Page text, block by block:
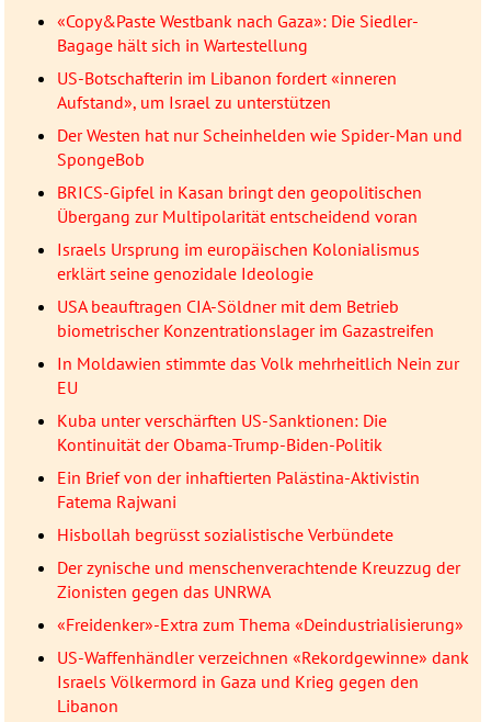
«Copy&Paste Westbank nach Gaza»: Die Siedler-
Bagage hält sich in Wartestellung
US-Botschafterin im Libanon fordert «inneren
Aufstand», um Israel zu unterstützen
Der Westen hat nur Scheinhelden wie Spider-Man und
SpongeBob
BRICS-Gipfel in Kasan bringt den geopolitischen
Übergang zur Multipolarität entscheidend voran
Israels Ursprung im europäischen Kolonialismus
erklärt seine genozidale Ideologie
USA beauftragen CIA-Söldner mit dem Betrieb
biometrischer Konzentrationslager im Gazastreifen
In Moldawien stimmte das Volk mehrheitlich Nein zur
EU
Kuba unter verschärften US-Sanktionen: Die
Kontinuität der Obama-Trump-Biden-Politik
Ein Brief von der inhaftierten Palästina-Aktivistin
Fatema Rajwani
Hisbollah begrüsst sozialistische Verbündete
Der zynische und menschenverachtende Kreuzzug der
Zionisten gegen das UNRWA
«Freidenker»-Extra zum Thema «Deindustrialisierung»
US-Waffenhändler verzeichnen «Rekordgewinne» dank
Israels Völkermord in Gaza und Krieg gegen den
Libanon